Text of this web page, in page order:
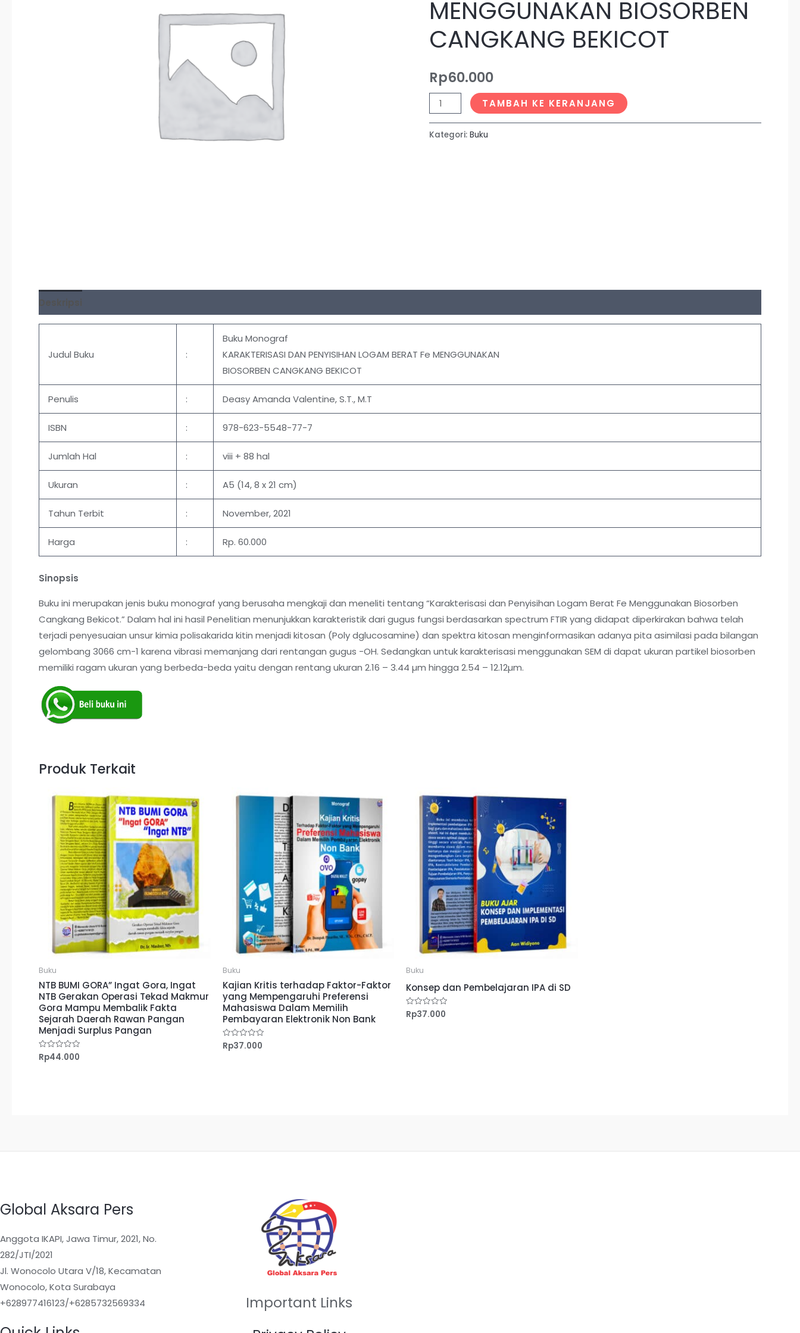
MENGGUNAKAN BIOSORBEN
CANGKANG BEKICOT
Rp60.000
BERAT
Fe
MENGGUNAKAN
CANGKANG
BEKICOT
TAMBAH KE KERANJANG
Kategori: Buku
Deskripsi
Judul Buku :
Buku Monograf
KARAKTERISASI DAN PENYISIHAN LOGAM BERAT Fe MENGGUNAKAN
BIOSORBEN CANGKANG BEKICOT
Penulis : Deasy Amanda Valentine, S.T., M.T
ISBN : 978-623-5548-77-7
Jumlah Hal : viii + 88 hal
Ukuran : A5 (14, 8 x 21 cm)
Tahun Terbit : November, 2021
Harga : Rp. 60.000
Sinopsis
Buku ini merupakan jenis buku monograf yang berusaha mengkaji dan meneliti tentang “Karakterisasi dan Penyisihan Logam Berat Fe Menggunakan Biosorben
Cangkang Bekicot.” Dalam hal ini hasil Penelitian menunjukkan karakteristik dari gugus fungsi berdasarkan spectrum FTIR yang didapat diperkirakan bahwa telah
terjadi penyesuaian unsur kimia polisakarida kitin menjadi kitosan (Poly dglucosamine) dan spektra kitosan menginformasikan adanya pita asimilasi pada bilangan
gelombang 3066 cm-1 karena vibrasi memanjang dari rentangan gugus -OH. Sedangkan untuk karakterisasi menggunakan SEM di dapat ukuran partikel biosorben
memiliki ragam ukuran yang berbeda-beda yaitu dengan rentang ukuran 2.16 – 3.44 µm hingga 2.54 – 12.12µm.
Produk Terkait
Buku
NTB BUMI GORA” Ingat Gora, Ingat
NTB Gerakan Operasi Tekad Makmur
Gora Mampu Membalik Fakta
Sejarah Daerah Rawan Pangan
Menjadi Surplus Pangan
Dinilai
0
Rp44.000
Buku
Kajian Kritis terhadap Faktor-Faktor
yang Mempengaruhi Preferensi
Mahasiswa Dalam Memilih
Pembayaran Elektronik Non Bank
Dinilai
0
Rp37.000
Buku
Konsep dan Pembelajaran IPA di SD
Dinilai
0
Rp37.000
Global Aksara Pers
Anggota IKAPI, Jawa Timur, 2021, No.
282/JTI/2021
Jl. Wonocolo Utara V/18, Kecamatan
Wonocolo, Kota Surabaya
+628977416123/+6285732569334
Important Links